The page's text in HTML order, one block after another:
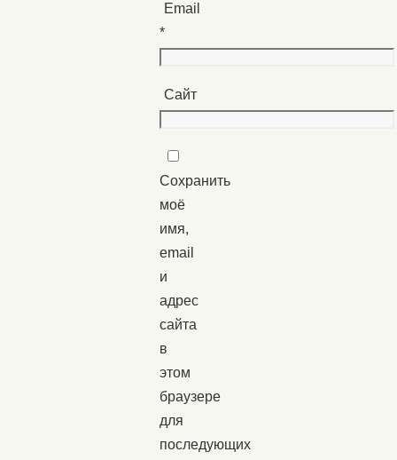
Email
*
Сайт
Сохранить
моё
имя,
email
и
адрес
сайта
в
этом
браузере
для
последующих